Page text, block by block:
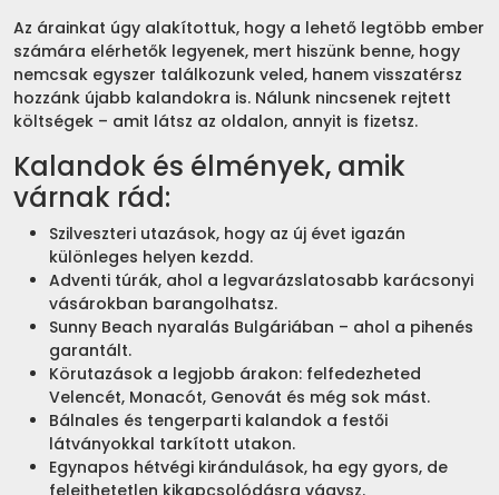
Az árainkat úgy alakítottuk, hogy a lehető legtöbb ember
számára elérhetők legyenek, mert hiszünk benne, hogy
nemcsak egyszer találkozunk veled, hanem visszatérsz
hozzánk újabb kalandokra is. Nálunk nincsenek rejtett
költségek – amit látsz az oldalon, annyit is fizetsz.
Kalandok és élmények, amik
várnak rád:
Szilveszteri utazások, hogy az új évet igazán
különleges helyen kezdd.
Adventi túrák, ahol a legvarázslatosabb karácsonyi
vásárokban barangolhatsz.
Sunny Beach nyaralás Bulgáriában – ahol a pihenés
garantált.
Körutazások a legjobb árakon: felfedezheted
Velencét, Monacót, Genovát és még sok mást.
Bálnales és tengerparti kalandok a festői
látványokkal tarkított utakon.
Egynapos hétvégi kirándulások, ha egy gyors, de